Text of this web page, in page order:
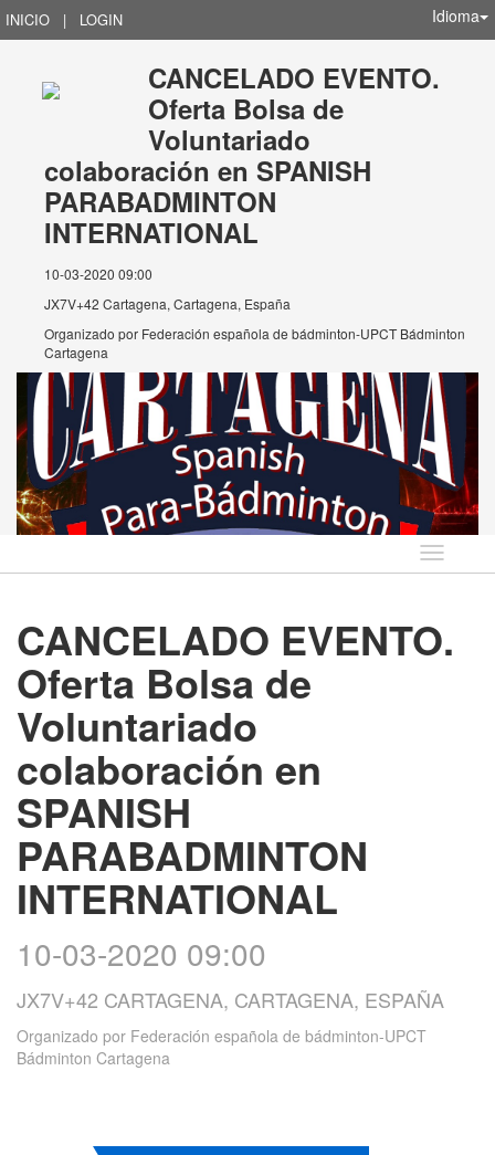
INICIO | LOGIN Idioma
CANCELADO EVENTO.
Oferta Bolsa de
Voluntariado
colaboración en SPANISH
PARABADMINTON
INTERNATIONAL
10-03-2020 09:00
JX7V+42 Cartagena, Cartagena, España
Organizado por Federación española de bádminton-UPCT Bádminton
Cartagena
Idioma
CANCELADO EVENTO.
Oferta Bolsa de
Voluntariado
colaboración en
SPANISH
PARABADMINTON
INTERNATIONAL
10-03-2020 09:00
JX7V+42 CARTAGENA, CARTAGENA, ESPAÑA
Organizado por Federación española de bádminton-UPCT
Bádminton Cartagena